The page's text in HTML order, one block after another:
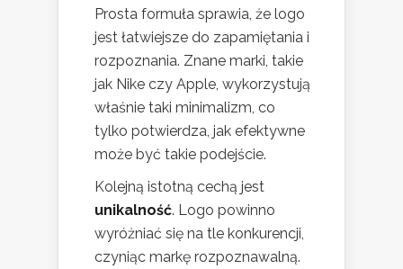
Prosta formuła sprawia, że logo
jest łatwiejsze do zapamiętania i
rozpoznania. Znane marki, takie
jak Nike czy Apple, wykorzystują
właśnie taki minimalizm, co
tylko potwierdza, jak efektywne
może być takie podejście.
Kolejną istotną cechą jest
unikalność. Logo powinno
wyróżniać się na tle konkurencji,
czyniąc markę rozpoznawalną.